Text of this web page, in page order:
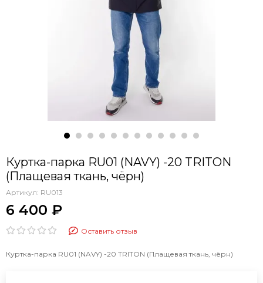
Куртка-парка RU01 (NAVY) -20 TRITON
(Плащевая ткань, чёрн)
Артикул: RU013
6 400 ₽
Оставить отзыв
Куртка-парка RU01 (NAVY) -20 TRITON (Плащевая ткань, чёрн)